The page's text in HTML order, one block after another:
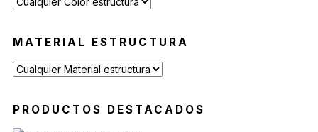
MATERIAL ESTRUCTURA
PRODUCTOS DESTACADOS